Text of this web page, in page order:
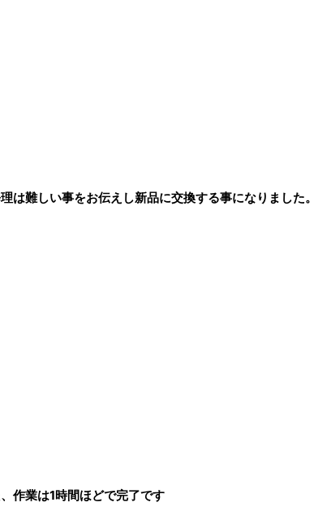
難しい事をお伝えし新品に交換する事になりました。
作業は1時間ほどで完了です